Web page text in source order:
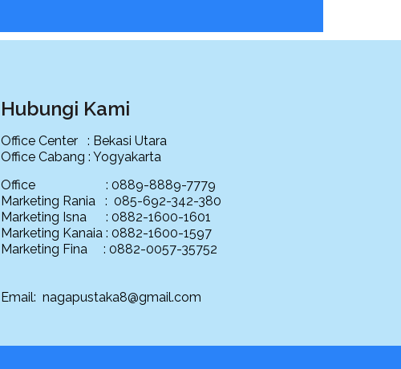
Hubungi Kami
Office Center : Bekasi Utara
Office Cabang : Yogyakarta
Office : 0889-8889-7779
Marketing Rania : 085-692-342-380
Marketing Isna : 0882-1600-1601
Marketing Kanaia : 0882-1600-1597
Marketing Fina : 0882-0057-35752
Email: nagapustaka8@gmail.com